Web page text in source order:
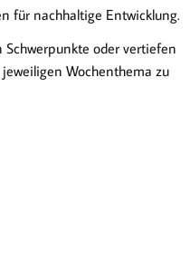
für nachhaltige Entwicklung.
Schwerpunkte oder vertiefen
Wochenthema zu